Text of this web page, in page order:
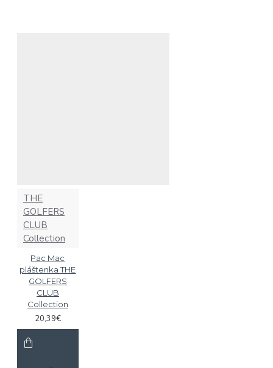
THE
GOLFERS
CLUB
Collection
Pac Mac
pláštenka THE
GOLFERS
CLUB
Collection
20,39€